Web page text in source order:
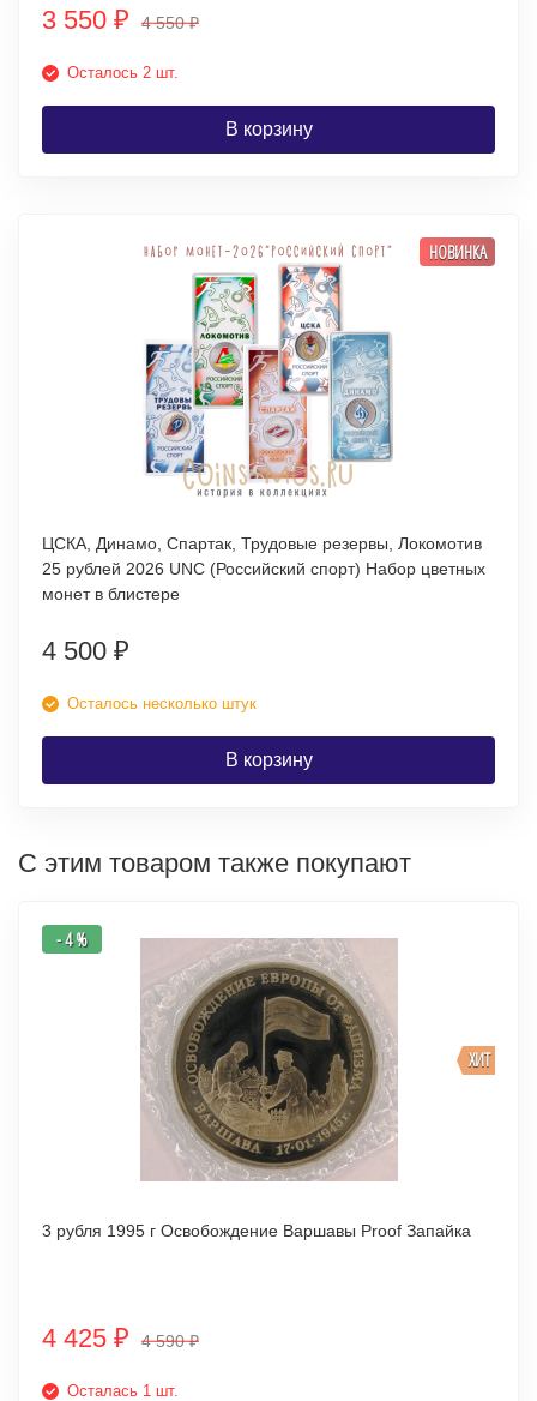
3 550 ₽ 4 550₽
Осталось 2 шт.
В корзину
НОВИНКА
ЦСКА, Динамо, Спартак, Трудовые резервы, Локомотив
25 рублей 2026 UNC (Российский спорт) Набор цветных
монет в блистере
4 500 ₽
Осталось несколько штук
В корзину
С этим товаром также покупают
ХИТ
- 4 %
3 рубля 1995 г Освобождение Варшавы Proof Запайка
4 425 ₽ 4 590₽
Осталась 1 шт.